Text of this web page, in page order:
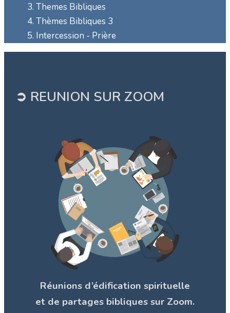
Themes Bibliques
Thèmes Bibliques 3
Intercession - Prière
➲ REUNION SUR ZOOM
Réunions d’édification spirituelle
et de partages bibliques sur Zoom.